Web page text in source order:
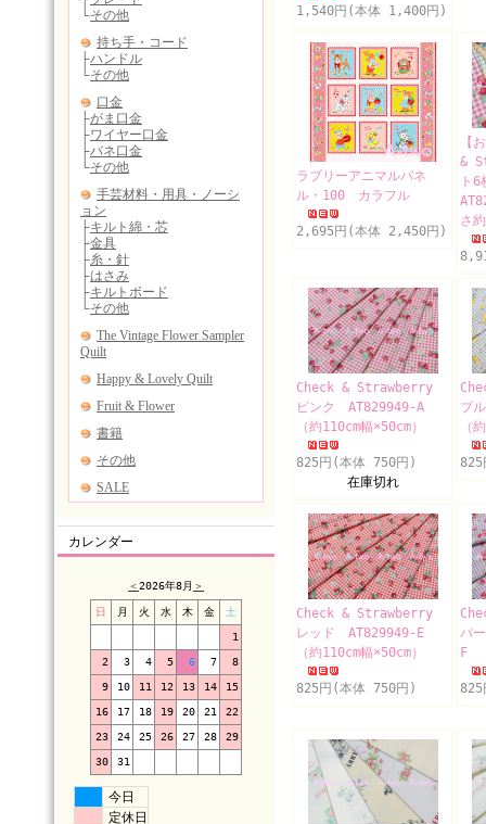
カレンダー
＜2026年8月 ＞
日 月 火 水 木 金 土
1
2 3 4 5 6 7 8
9 10 11 12 13 14 15
16 17 18 19 20 21 22
23 24 25 26 27 28 29
30 31
今日
定休日
1,540円(本体 1,400円)
ラブリーアニマルパネ
ル・100 カラフル
2,695円(本体 2,450円)
【
&
ト
さ
Check & Strawberry
ピンク AT829949-A
（約110cm幅×50cm）
825円(本体 750円)
在庫切れ
ブ
（
Check & Strawberry
レッド AT829949-E
（約110cm幅×50cm）
825円(本体 750円)
パ
F